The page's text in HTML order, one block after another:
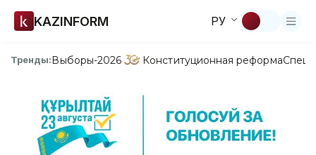
KAZINFORM РУ
Тренды:Выборы-2026 Конституционная реформа